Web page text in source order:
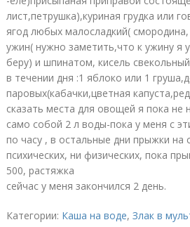
лист,петрушка),куриная грудка или
ягод любых малосладкий(
ужин( нужно заметить,что к ужину я
беру) и шпинатом, кисель
в течении дня :1 яблоко или 1
паровых(кабачки,цветная
сказать места для овощей я пока не
само собой 2 л воды-пока у меня с
по часу , в остальные дни прыжки на
психических, ни физических, пока
500, растяжка
сейчас у меня закончился 2 день.
Категории: Каша на воде, Злак в